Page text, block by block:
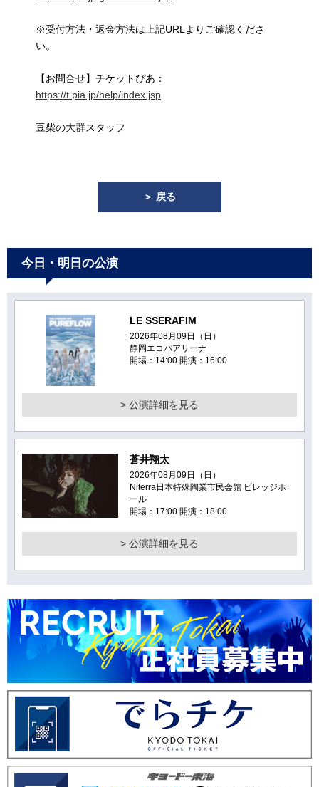
※受付方法・返金方法は上記URLよりご確認くださ
い。
【お問合せ】チケットぴあ：
https://t.pia.jp/help/index.jsp
豆柴の大群スタッフ
＞ 戻る
今日・明日の公演
LE SSERAFIM
2026年08月09日（日）
静岡エコパアリーナ
開場：14:00 開演：16:00
> 公演詳細を見る
蒼井翔太
2026年08月09日（日）
Niterra日本特殊陶業市民会館 ビレッジホ
ール
開場：17:00 開演：18:00
> 公演詳細を見る